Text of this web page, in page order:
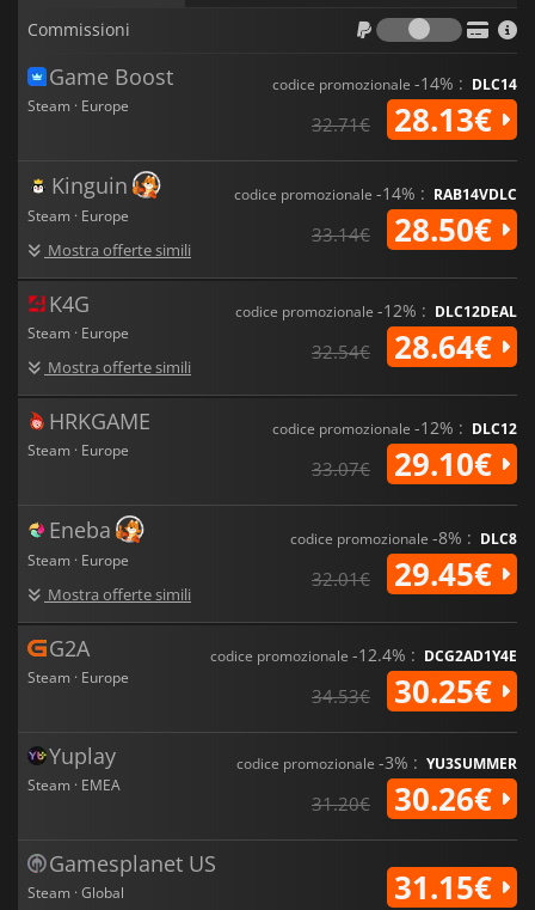
Commissioni
Game Boost
Steam · Europe
codice promozionale -14% : DLC14
32.71€ 28.13€
Kinguin
Steam · Europe
Mostra offerte simili
codice promozionale -14% : RAB14VDLC
33.14€ 28.50€
K4G
Steam · Europe
Mostra offerte simili
codice promozionale -12% : DLC12DEAL
32.54€ 28.64€
HRKGAME
Steam · Europe
codice promozionale -12% : DLC12
33.07€ 29.10€
Eneba
Steam · Europe
Mostra offerte simili
codice promozionale -8% : DLC8
32.01€ 29.45€
G2A
Steam · Europe
codice promozionale -12.4% : DCG2AD1Y4E
34.53€ 30.25€
Yuplay
Steam · EMEA
codice promozionale -3% : YU3SUMMER
31.20€ 30.26€
Gamesplanet US
Steam · Global 31.15€